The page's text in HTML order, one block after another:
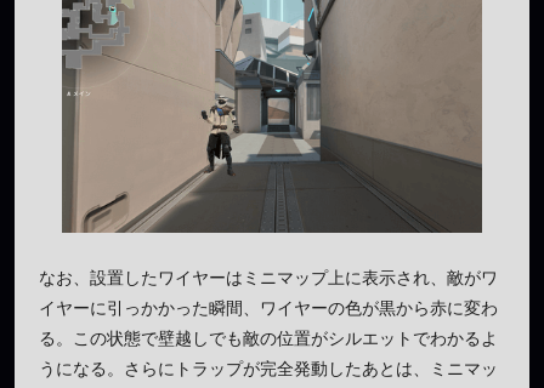
なお、設置したワイヤーはミニマップ上に表示され、敵がワ
イヤーに引っかかった瞬間、ワイヤーの色が黒から赤に変わ
る。この状態で壁越しでも敵の位置がシルエットでわかるよ
うになる。さらにトラップが完全発動したあとは、ミニマッ